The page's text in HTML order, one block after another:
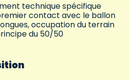
technique spécifique
contact avec le ballon
occupation du terrain
du 50/50